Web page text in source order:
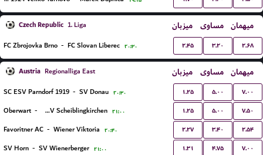
Czech Republic 1. Liga میزبان مساوی میهمان
FC Zbrojovka Brno - FC Slovan Liberec ۲۰:۳۰ ۲.۴۵ ۳.۲۰ ۲.۶۸
Austria Regionalliga East میزبان مساوی میهمان
SC ESV Parndorf 1919 - SV Donau ۲۰:۳۰ ۱.۲۵ ۵.۰۰ ۷.۰۰
Oberwart - USV Scheiblingkirchen ۲۱:۰۰ ۱.۲۵ ۵.۰۰ ۷.۵۰
Favoritner AC - Wiener Viktoria ۲۰:۴۰ ۲.۲۷ ۳.۴۰ ۲.۵۴
SV Horn - SV Wienerberger ۲۱:۰۰ ۱.۳۱ ۴.۷۵ ۷.۰۰